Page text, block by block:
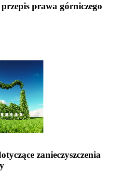
prawa górniczego
zanieczyszczenia